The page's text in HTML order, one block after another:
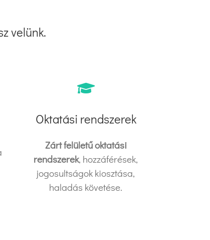
velünk.
Oktatási rendszerek
Zárt felületű oktatási
rendszerek, hozzáférések,
jogosultságok kiosztása,
haladás követése.